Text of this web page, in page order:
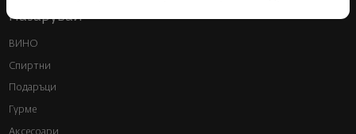
Пазарувай
ВИНО
Спиртни
Подаръци
Гурме
Аксесоари